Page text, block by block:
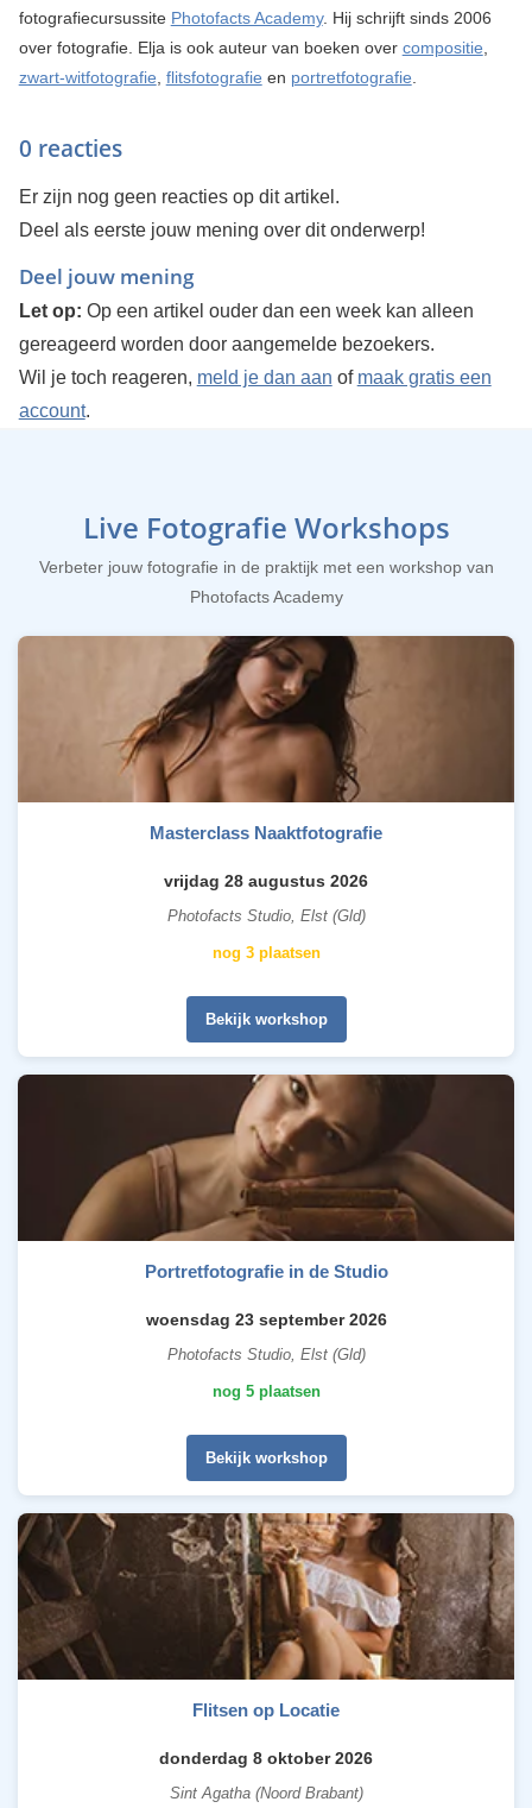
fotografiecursussite Photofacts Academy. Hij schrijft sinds 2006
over fotografie. Elja is ook auteur van boeken over compositie,
zwart-witfotografie, flitsfotografie en portretfotografie.
0 reacties
Er zijn nog geen reacties op dit artikel.
Deel als eerste jouw mening over dit onderwerp!
Deel jouw mening
Let op: Op een artikel ouder dan een week kan alleen
gereageerd worden door aangemelde bezoekers.
Wil je toch reageren, meld je dan aan of maak gratis een
account.
Live Fotografie Workshops
Verbeter jouw fotografie in de praktijk met een workshop van
Photofacts Academy
Masterclass Naaktfotografie
vrijdag 28 augustus 2026
Photofacts Studio, Elst (Gld)
nog 3 plaatsen
Bekijk workshop
Portretfotografie in de Studio
woensdag 23 september 2026
Photofacts Studio, Elst (Gld)
nog 5 plaatsen
Bekijk workshop
Flitsen op Locatie
donderdag 8 oktober 2026
Sint Agatha (Noord Brabant)